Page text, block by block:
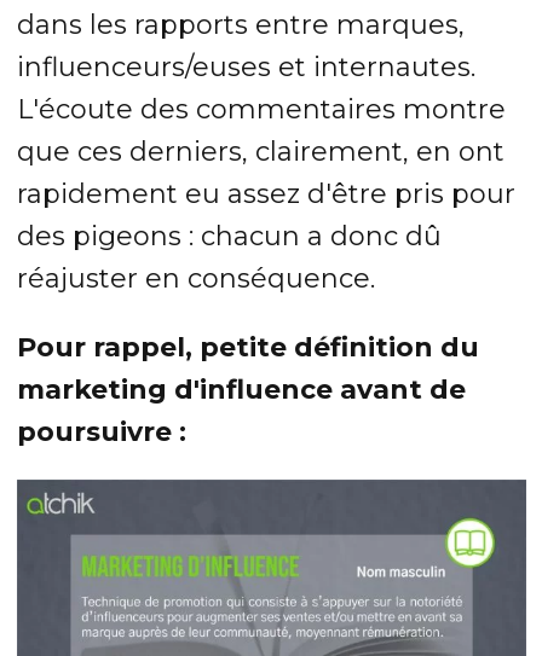
dans les rapports entre marques,
influenceurs/euses et internautes.
L'écoute des commentaires montre
que ces derniers, clairement, en ont
rapidement eu assez d'être pris pour
des pigeons : chacun a donc dû
réajuster en conséquence.
Pour rappel, petite définition du
marketing d'influence avant de
poursuivre :